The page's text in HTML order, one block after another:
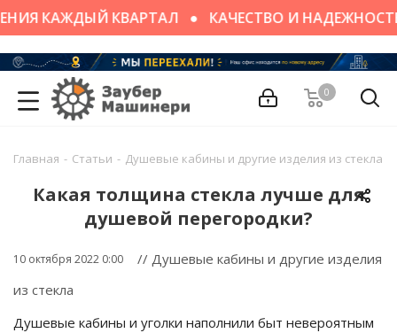
КАЖДЫЙ КВАРТАЛ КАЧЕСТВО И НАДЕЖНОСТЬ
0
Главная - Статьи - Душевые кабины и другие изделия из стекла
Какая толщина стекла лучше для
душевой перегородки?
10 октября 2022 0:00
// Душевые кабины и другие изделия
из стекла
Душевые кабины и уголки наполнили быт невероятным